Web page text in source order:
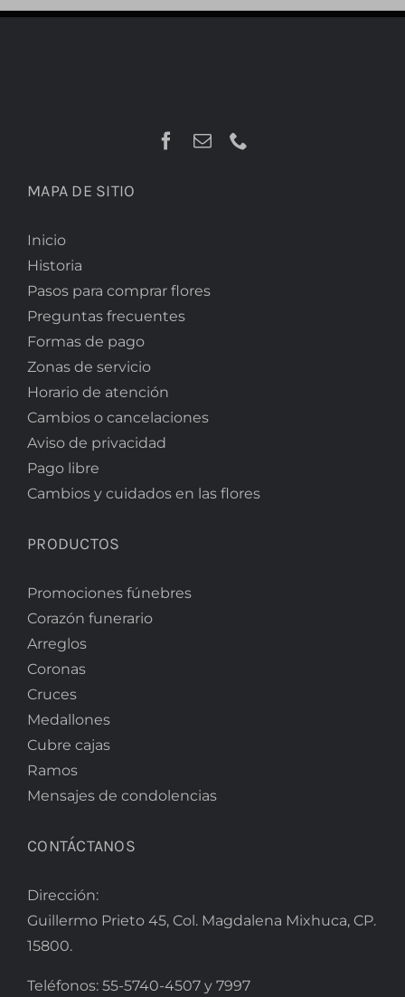
MAPA DE SITIO
Inicio
Historia
Pasos para comprar flores
Preguntas frecuentes
Formas de pago
Zonas de servicio
Horario de atención
Cambios o cancelaciones
Aviso de privacidad
Pago libre
Cambios y cuidados en las flores
PRODUCTOS
Promociones fúnebres
Corazón funerario
Arreglos
Coronas
Cruces
Medallones
Cubre cajas
Ramos
Mensajes de condolencias
CONTÁCTANOS
Dirección:
Guillermo Prieto 45, Col. Magdalena Mixhuca, CP.
15800.
Teléfonos: 55-5740-4507y 7997